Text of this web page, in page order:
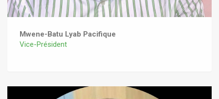
Mwene-Batu Lyab Pacifique
Vice-Président